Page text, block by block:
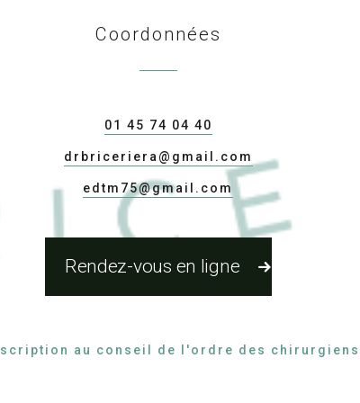
Coordonnées
01 45 74 04 40
drbriceriera@gmail.com
edtm75@gmail.com
Rendez-vous en ligne
au conseil de l'ordre des